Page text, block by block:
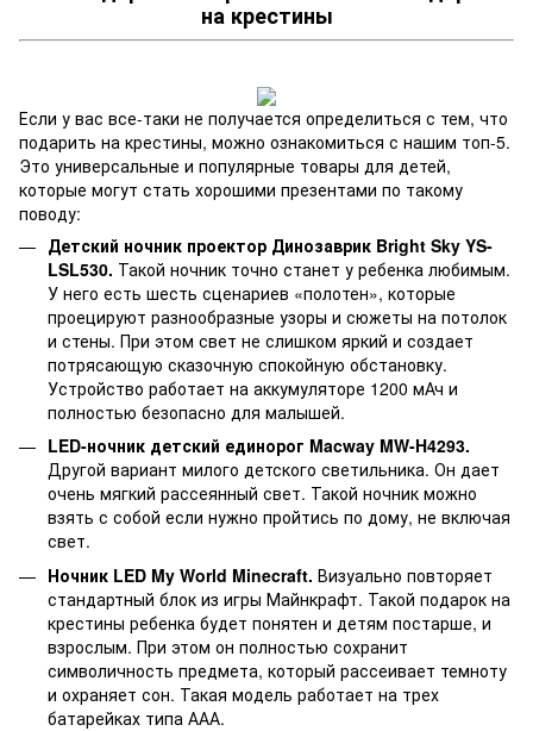
на крестины
Если у вас все-таки не получается определиться с тем, что
подарить на крестины, можно ознакомиться с нашим топ-5.
Это универсальные и популярные товары для детей,
которые могут стать хорошими презентами по такому
поводу:
Детский ночник проектор Динозаврик Bright Sky YS-
LSL530. Такой ночник точно станет у ребенка любимым.
У него есть шесть сценариев «полотен», которые
проецируют разнообразные узоры и сюжеты на потолок
и стены. При этом свет не слишком яркий и создает
потрясающую сказочную спокойную обстановку.
Устройство работает на аккумуляторе 1200 мАч и
полностью безопасно для малышей.
LED-ночник детский единорог Macway MW-H4293.
Другой вариант милого детского светильника. Он дает
очень мягкий рассеянный свет. Такой ночник можно
взять с собой если нужно пройтись по дому, не включая
свет.
Ночник LED My World Minecraft. Визуально повторяет
стандартный блок из игры Майнкрафт. Такой подарок на
крестины ребенка будет понятен и детям постарше, и
взрослым. При этом он полностью сохранит
символичность предмета, который рассеивает темноту
и охраняет сон. Такая модель работает на трех
батарейках типа ААА.